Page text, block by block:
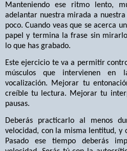
Manteniendo ese ritmo lento,
adelantar nuestra mirada a nuestra
poco. Cuando veas que se acerca
papel y termina la frase sin
lo que has grabado.
Este ejercicio te va a permitir
músculos que intervienen
vocalización. Mejorar tu
creíble tu lectura. Mejorar tu
pausas.
Deberás practicarlo al menos
velocidad, con la misma lentitud, y
Pasado ese tiempo deberás